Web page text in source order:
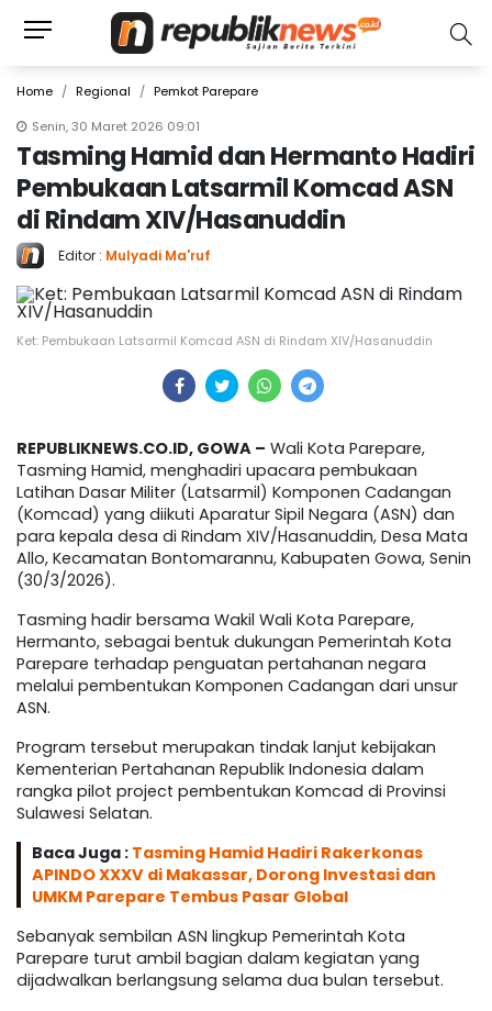
Home Regional
Pemkot Parepare
Senin, 30 Maret 2026 09:01
Tasming Hamid dan Hermanto Hadiri
Pembukaan Latsarmil Komcad ASN
di Rindam XIV/Hasanuddin
Editor : Mulyadi Ma'ruf
Ket: Pembukaan Latsarmil Komcad ASN di Rindam XIV/Hasanuddin
REPUBLIKNEWS.CO.ID, GOWA – Wali Kota Parepare,
Tasming Hamid, menghadiri upacara pembukaan
Latihan Dasar Militer (Latsarmil) Komponen Cadangan
(Komcad) yang diikuti Aparatur Sipil Negara (ASN) dan
para kepala desa di Rindam XIV/Hasanuddin, Desa Mata
Allo, Kecamatan Bontomarannu, Kabupaten Gowa, Senin
(30/3/2026).
Tasming hadir bersama Wakil Wali Kota Parepare,
Hermanto, sebagai bentuk dukungan Pemerintah Kota
Parepare terhadap penguatan pertahanan negara
melalui pembentukan Komponen Cadangan dari unsur
ASN.
Program tersebut merupakan tindak lanjut kebijakan
Kementerian Pertahanan Republik Indonesia dalam
rangka pilot project pembentukan Komcad di Provinsi
Sulawesi Selatan.
Baca Juga : Tasming Hamid Hadiri Rakerkonas
APINDO XXXV di Makassar, Dorong Investasi dan
UMKM Parepare Tembus Pasar Global
Sebanyak sembilan ASN lingkup Pemerintah Kota
Parepare turut ambil bagian dalam kegiatan yang
dijadwalkan berlangsung selama dua bulan tersebut.